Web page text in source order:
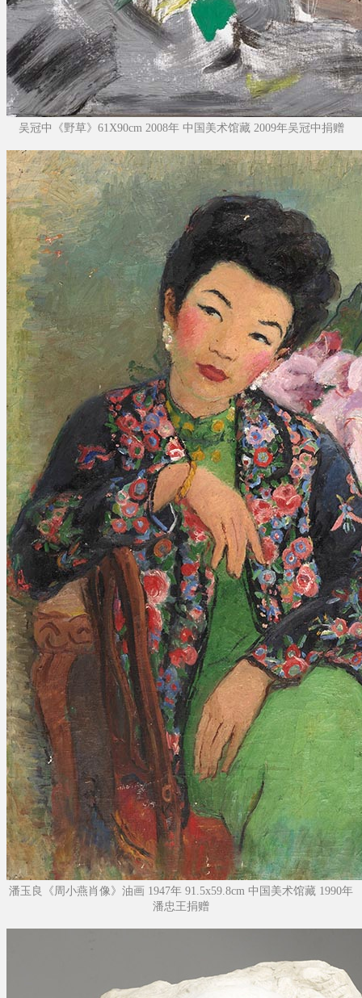
吴冠中《野草》61X90cm 2008年 中国美术馆藏 2009年吴冠中捐赠
潘玉良《周小燕肖像》油画 1947年 91.5x59.8cm 中国美术馆藏 1990年
潘忠王捐赠